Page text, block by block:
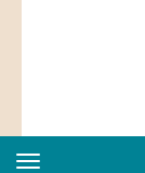
Toggle